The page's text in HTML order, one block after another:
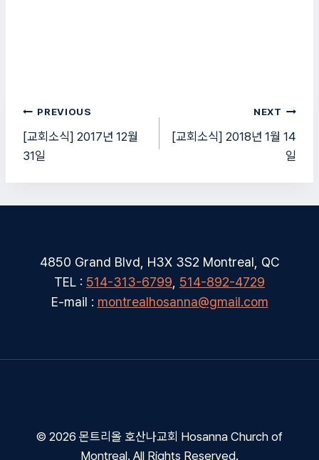
글
탐
색
PREVIOUS
[교회소식] 2017년 12월
31일
NEXT
[교회소식] 2018년 1월 14
일
4850 Grand Blvd, H3X 3S2 Montreal, QC
TEL : 514-313-6799 514-892-4729
E-mail : montrealhosanna@gmail.com
© 2026 몬트리올 호산나교회 Hosanna Church of
Montreal. All Rights Reserved.